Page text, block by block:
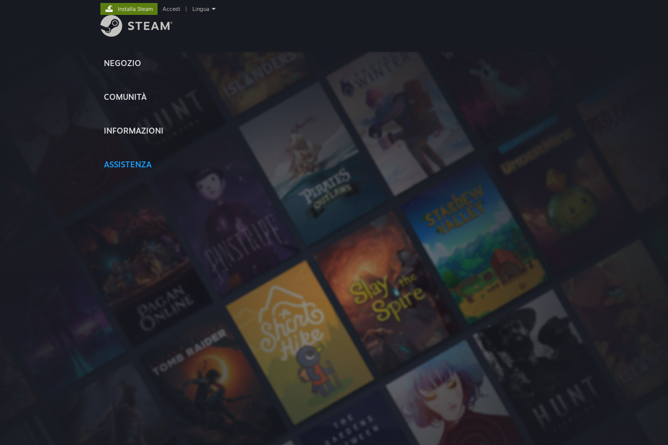
NEGOZIO
COMUNITÀ
INFORMAZIONI
ASSISTENZA
Installa Steam Accedi Lingua